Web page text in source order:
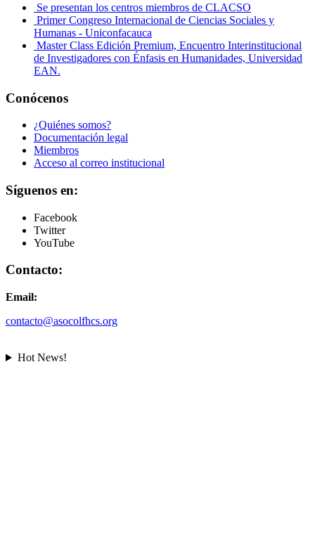
Se presentan los centros miembros de CLACSO
Primer Congreso Internacional de Ciencias Sociales y
Humanas - Uniconfacauca
Master Class Edición Premium, Encuentro Interinstitucional
de Investigadores con Énfasis en Humanidades, Universidad
EAN.
Conócenos
¿Quiénes somos?
Documentación legal
Miembros
Acceso al correo institucional
Síguenos en:
Facebook
Twitter
YouTube
Contacto:
Email:
contacto@asocolfhcs.org
Hot News!